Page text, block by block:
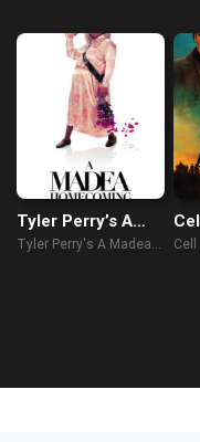
Tyler Perry’s A
Madea
Tyler Perry's A Madea
Cell